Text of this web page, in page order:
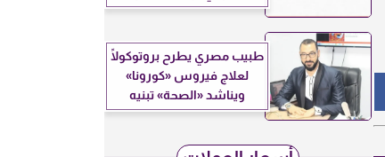
طبيب مصري يطرح بروتوكولًا
لعلاج فيروس «كورونا»
ويناشد «الصحة» تبنيه